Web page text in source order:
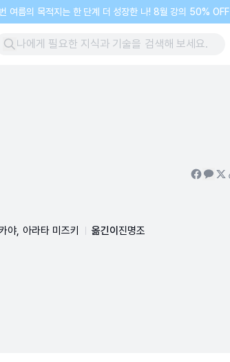
여름의 목적지는 한 단계 더 성장한 나! 8월 강의 50% OFF
야, 아라타 미즈키 옮긴이 진명조